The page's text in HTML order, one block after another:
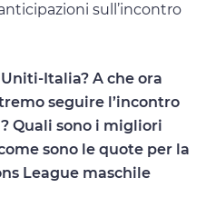
sull’incontro
Italia? A che ora
seguire l’incontro
Quali sono i migliori
sono le quote per la
League maschile